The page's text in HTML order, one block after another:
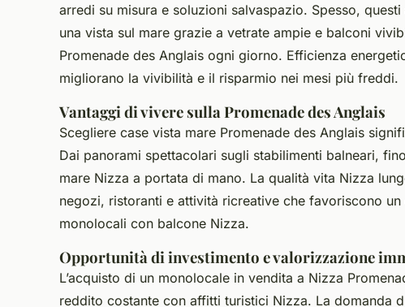
arredi su misura e soluzioni salvaspazio. Spesso,
una vista sul mare grazie a vetrate ampie e balconi
Promenade des Anglais ogni giorno. Efficienza
migliorano la vivibilità e il risparmio nei mesi più freddi.
Vantaggi di vivere sulla Promenade des Anglais
Scegliere case vista mare Promenade des Anglais
Dai panorami spettacolari sugli stabilimenti balneari,
mare Nizza a portata di mano. La qualità vita Nizza
negozi, ristoranti e attività ricreative che favoriscono
monolocali con balcone Nizza.
Opportunità di investimento e valorizzazione
L’acquisto di un monolocale in vendita a Nizza
reddito costante con affitti turistici Nizza. La domanda